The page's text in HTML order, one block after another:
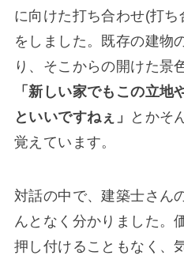
に向けた打ち合わせ(打
をしました。既存の建物
り、そこからの開けた景
「新しい家でもこの立地
といいですねぇ」
とかそ
覚えています。
対話の中で、建築士さん
んとなく分かりました。
押し付けることもなく、